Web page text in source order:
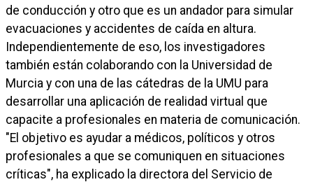
de conducción y otro que es un andador para simular
evacuaciones y accidentes de caída en altura.
Independientemente de eso, los investigadores
también están colaborando con la Universidad de
Murcia y con una de las cátedras de la UMU para
desarrollar una aplicación de realidad virtual que
capacite a profesionales en materia de comunicación.
"El objetivo es ayudar a médicos, políticos y otros
profesionales a que se comuniquen en situaciones
críticas", ha explicado la directora del Servicio de